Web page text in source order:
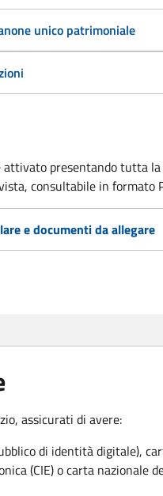
unico patrimoniale
attivato presentando tutta la
consultabile in formato
e documenti da allegare
assicurati di avere:
di identità digitale),
(CIE) o carta nazionale